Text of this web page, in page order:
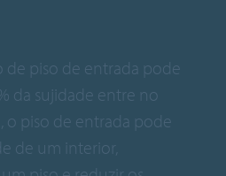
de piso de entrada pode
da sujidade entre no
o piso de entrada pode
de um interior,